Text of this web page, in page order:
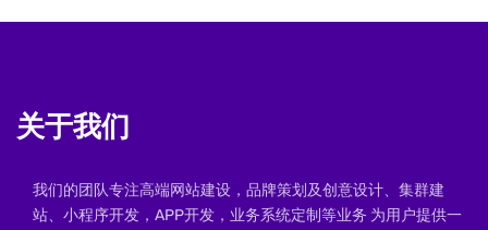
关于我们
我们的团队专注高端网站建设，品牌策划及创意设计、集群建
站、小程序开发，APP开发，业务系统定制等业务 为用户提供一